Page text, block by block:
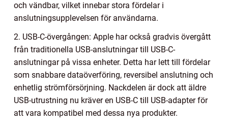
och vändbar, vilket innebar stora fördelar i
anslutningsupplevelsen för användarna.
2. USB-C-övergången: Apple har också gradvis övergått
från traditionella USB-anslutningar till USB-C-
anslutningar på vissa enheter. Detta har lett till fördelar
som snabbare dataöverföring, reversibel anslutning och
enhetlig strömförsörjning. Nackdelen är dock att äldre
USB-utrustning nu kräver en USB-C till USB-adapter för
att vara kompatibel med dessa nya produkter.